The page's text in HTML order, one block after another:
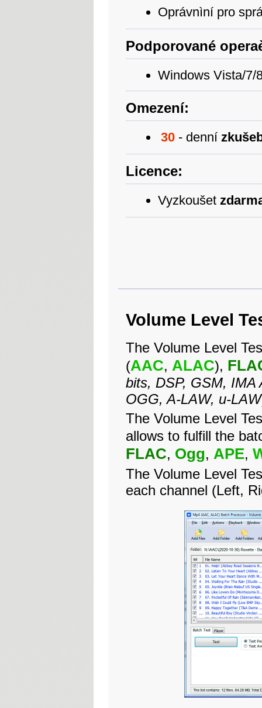
Oprávnìní pro
Podporované
Windows Vista/7/
Omezení:
30 - denní
Licence:
Vyzkoušet
Volume Level
The Volume Level
(AAC, ALAC),
bits, DSP, GSM, IMA
OGG, A-LAW, u-LAW
The Volume Level
allows to fulfill the
FLAC, Ogg, APE,
The Volume Level
each channel (Left,